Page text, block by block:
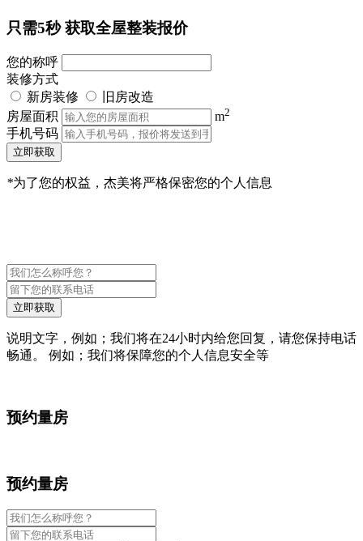
只需5秒获取全屋整装报价
您的称呼
装修方式
新房装修
旧房改造
房屋面积
m2
手机号码
立即获取
*为了您的权益，杰美将严格保密您的个人信息
立即获取
说明文字，例如；我们将在24小时内给您回复，请您保持电话
畅通。 例如；我们将保障您的个人信息安全等
预约量房
预约量房